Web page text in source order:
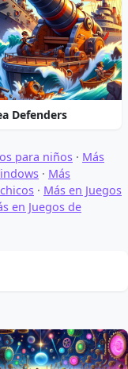
Defenders
para niños · Más
· Más
· Más en Juegos
en Juegos de